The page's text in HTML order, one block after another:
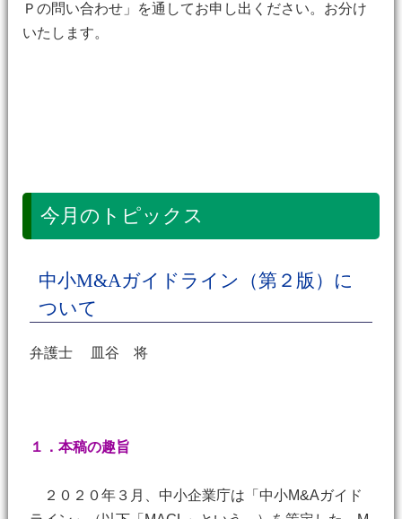
Ｐの問い合わせ」を通してお申し出ください。お分け
いたします。
今月のトピックス
中小M&Aガイドライン（第２版）に
ついて
弁護士 皿谷 将
１．本稿の趣旨
２０２０年３月、中小企業庁は「中小M&Aガイド